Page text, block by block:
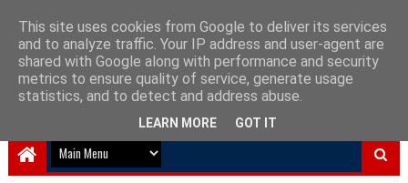
NewPlanet09
Ειδήσεις νέα από την Ελλάδα και τον κόσμο
This site uses cookies from Google to deliver its services
and to analyze traffic. Your IP address and user-agent are
shared with Google along with performance and security
metrics to ensure quality of service, generate usage
statistics, and to detect and address abuse.
LEARN MORE GOT IT